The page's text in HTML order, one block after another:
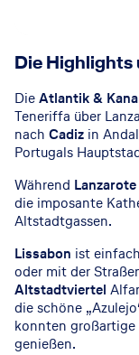
Die Highlights
DieAtlantik &
Teneriffa über
nach Cadiz in
Portugals
Während Lanzarote
die imposante
Altstadtgassen.
Lissabon ist
oder mit der
Altstadtviertel
die schöne
konnten großartige
genießen.